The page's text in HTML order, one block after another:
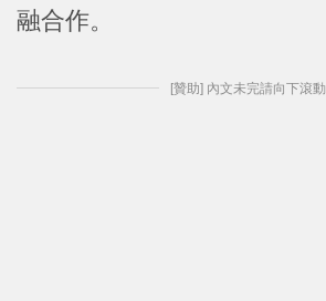
融合作。
[贊助] 內文未完請向下滾動